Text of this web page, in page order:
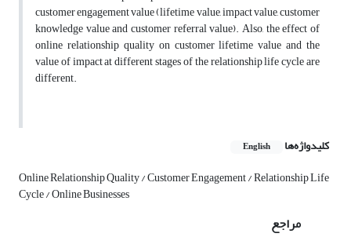
customer engagement value (lifetime value, impact value, customer
knowledge value and customer referral value). Also, the effect of
online relationship quality on customer lifetime value and the
value of impact at different stages of the relationship life cycle are
different.
کلیدواژه‌ها English
Online Relationship Quality / Customer Engagement / Relationship Life
Cycle / Online Businesses
مراجع